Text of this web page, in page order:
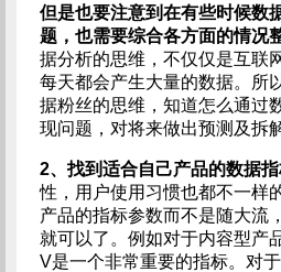
但是也要注意到在有些时候数
题，也需要综合各方面的情况
据分析的思维，不仅仅是互联
每天都会产生大量的数据。所
据粉丝的思维，知道怎么通过
现问题，对将来做出预测及拆解
2、找到适合自己产品的数据指
性，用户使用习惯也都不一样
产品的指标参数而不是随大流
就可以了。例如对于内容型产
V是一个非常重要的指标。对